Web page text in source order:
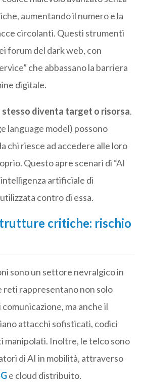
aumentando il numero e la
circolanti. Questi strumenti
forum del dark web, con
che abbassano la barriera
digitale.
stesso diventa target o risorsa.
language model) possono
chi riesce ad accedere alle loro
Questo apre scenari di “AI
artificiale di
contro di essa.
critiche: rischio
sono un settore nevralgico in
reti rappresentano non solo
ma anche il
attacchi sofisticati, codici
manipolati. Inoltre, le telco sono
di AI in mobilità, attraverso
e cloud distribuito.